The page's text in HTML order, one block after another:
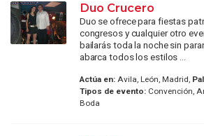
Duo Crucero
Duo se ofrece para fiestas
congresos y cualquier otro
bailarás toda la noche sin
abarca todos los estilos ...
Actúa en:Avila, León, Madrid,
Tipos de evento:Convención,
Boda